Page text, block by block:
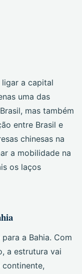
a capital
uma das
mas também
entre Brasil e
chinesas na
a mobilidade na
os laços
a Bahia. Com
a estrutura vai